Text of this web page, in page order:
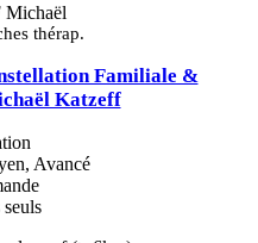
thérap.
Familiale &
Katzeff
Avancé